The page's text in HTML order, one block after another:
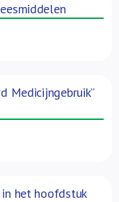
Medicijngebruik”
in het hoofdstuk